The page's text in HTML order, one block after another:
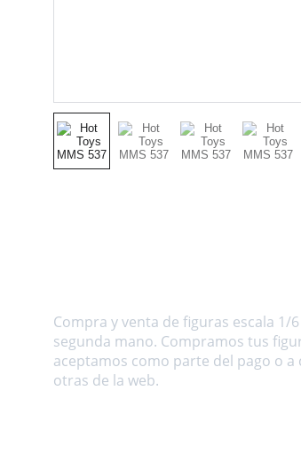
Compra y venta de figuras escala 1/
segunda mano. Compramos tus
aceptamos como parte del pago o a
otras de la web.